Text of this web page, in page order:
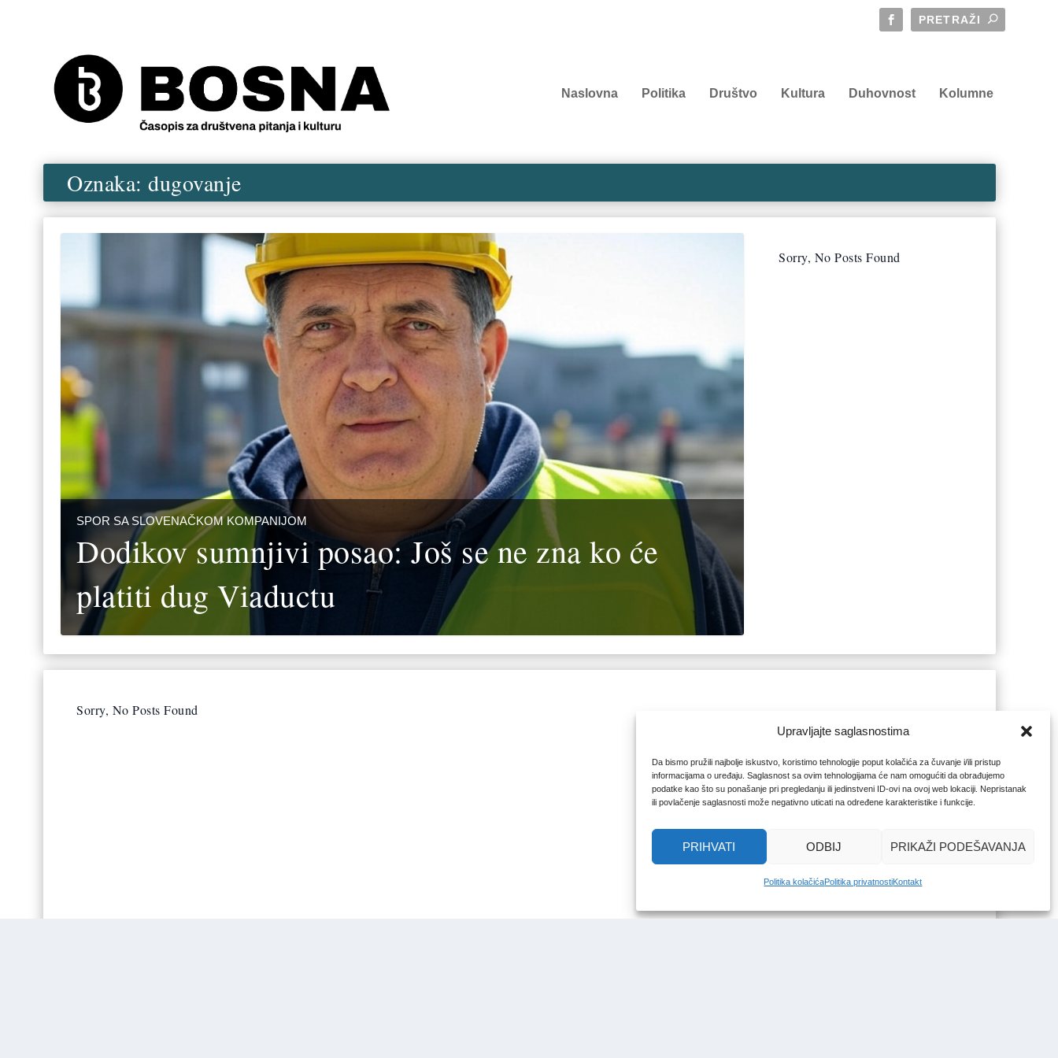
Upravljajte saglasnostima
Da bismo pružili najbolje iskustvo, koristimo tehnologije poput kolačića za čuvanje i/ili pristup
informacijama o uređaju. Saglasnost sa ovim tehnologijama će nam omogućiti da obrađujemo
podatke kao što su ponašanje pri pregledanju ili jedinstveni ID-ovi na ovoj web lokaciji. Nepristanak
ili povlačenje saglasnosti može negativno uticati na određene karakteristike i funkcije.
PRIHVATI ODBIJ PRIKAŽI PODEŠAVANJA
Politika kolačićaPolitika privatnostiKontakt
Naslovna Politika Društvo Kultura Duhovnost Kolumne
Oznaka:dugovanje
SPOR SA SLOVENAČKOM KOMPANIJOM
Dodikov sumnjivi posao: Još se ne zna ko će
platiti dug Viaductu
Sorry, No Posts Found
Sorry, No Posts Found